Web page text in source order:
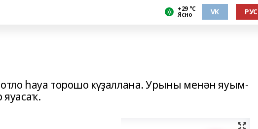
+29 °С
Ясно VK РУС
һауа торошо күҙаллана. Урыны менән яуым-